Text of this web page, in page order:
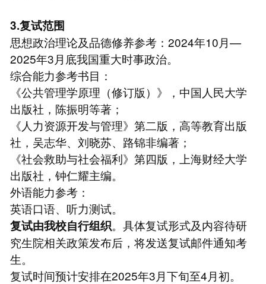
3.复试范围
思想政治理论及品德修养参考：2024年10月—
2025年3月底我国重大时事政治。
综合能力参考书目：
《公共管理学原理（修订版）》，中国人民大学
出版社，陈振明等著；
《人力资源开发与管理》第二版，高等教育出版
社，吴志华、刘晓苏、路锦非编著；
《社会救助与社会福利》第四版，上海财经大学
出版社，钟仁耀主编。
外语能力参考：
英语口语、听力测试。
复试由我校自行组织。具体复试形式及内容待研
究生院相关政策发布后，将发送复试邮件通知考
生。
复试时间预计安排在2025年3月下旬至4月初。